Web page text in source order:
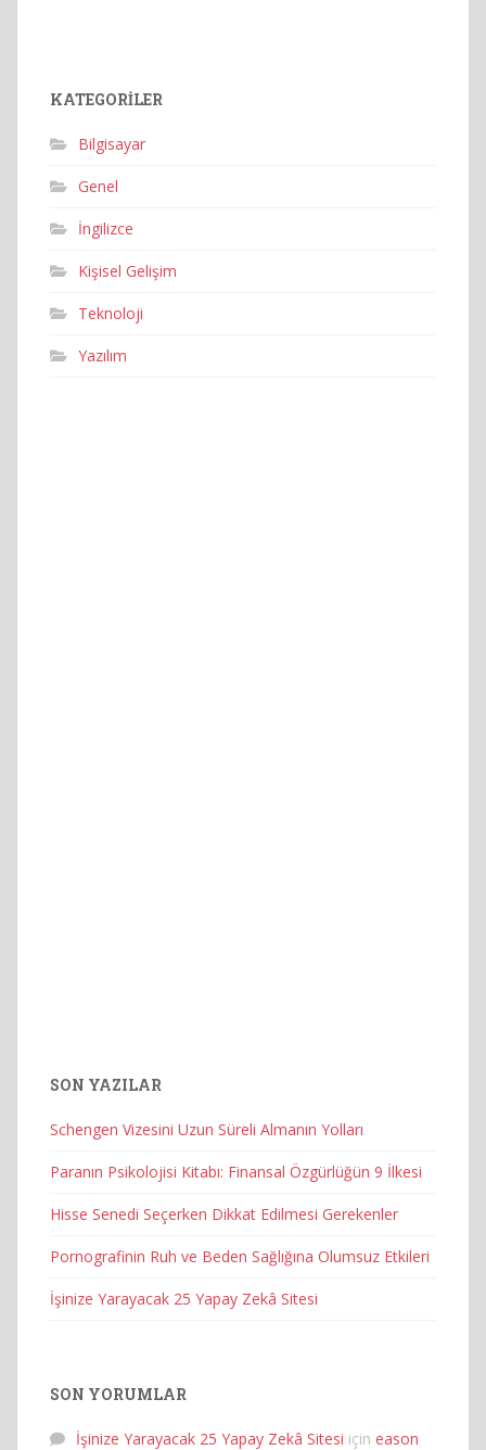
KATEGORILER
Bilgisayar
Genel
İngilizce
Kişisel Gelişim
Teknoloji
Yazılım
SON YAZILAR
Schengen Vizesini Uzun Süreli Almanın Yolları
Paranın Psikolojisi Kitabı: Finansal Özgürlüğün 9 İlkesi
Hisse Senedi Seçerken Dikkat Edilmesi Gerekenler
Pornografinin Ruh ve Beden Sağlığına Olumsuz Etkileri
İşinize Yarayacak 25 Yapay Zekâ Sitesi
SON YORUMLAR
İşinize Yarayacak 25 Yapay Zekâ Sitesi için eason